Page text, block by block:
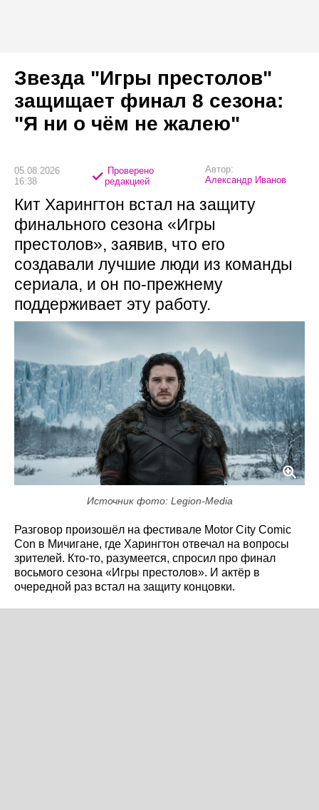
Звезда "Игры престолов"
защищает финал 8 сезона:
"Я ни о чём не жалею"
05.08.2026
16:38
Проверено
редакцией
Автор:
Александр Иванов
Кит Харингтон встал на защиту
финального сезона «Игры
престолов», заявив, что его
создавали лучшие люди из команды
сериала, и он по-прежнему
поддерживает эту работу.
Источник фото: Legion-Media
Разговор произошёл на фестивале Motor City Comic
Con в Мичигане, где Харингтон отвечал на вопросы
зрителей. Кто-то, разумеется, спросил про финал
восьмого сезона «Игры престолов». И актёр в
очередной раз встал на защиту концовки.